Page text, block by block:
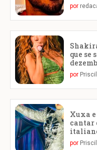
por
que se
por
Xuxa
cantar
por